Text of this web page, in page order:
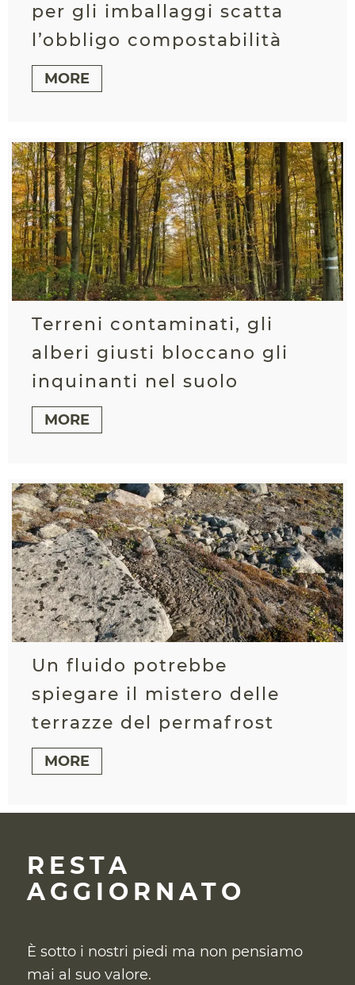
per gli imballaggi scatta
l’obbligo compostabilità
MORE
Terreni contaminati, gli
alberi giusti bloccano gli
inquinanti nel suolo
MORE
Un fluido potrebbe
spiegare il mistero delle
terrazze del permafrost
MORE
RESTA
AGGIORNATO
È sotto i nostri piedi ma non pensiamo
mai al suo valore.